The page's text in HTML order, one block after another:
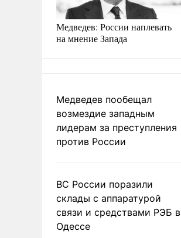
Медведев: России наплевать
на мнение Запада
Медведев пообещал
возмездие западным
лидерам за преступления
против России
ВС России поразили
склады с аппаратурой
связи и средствами РЭБ в
Одессе